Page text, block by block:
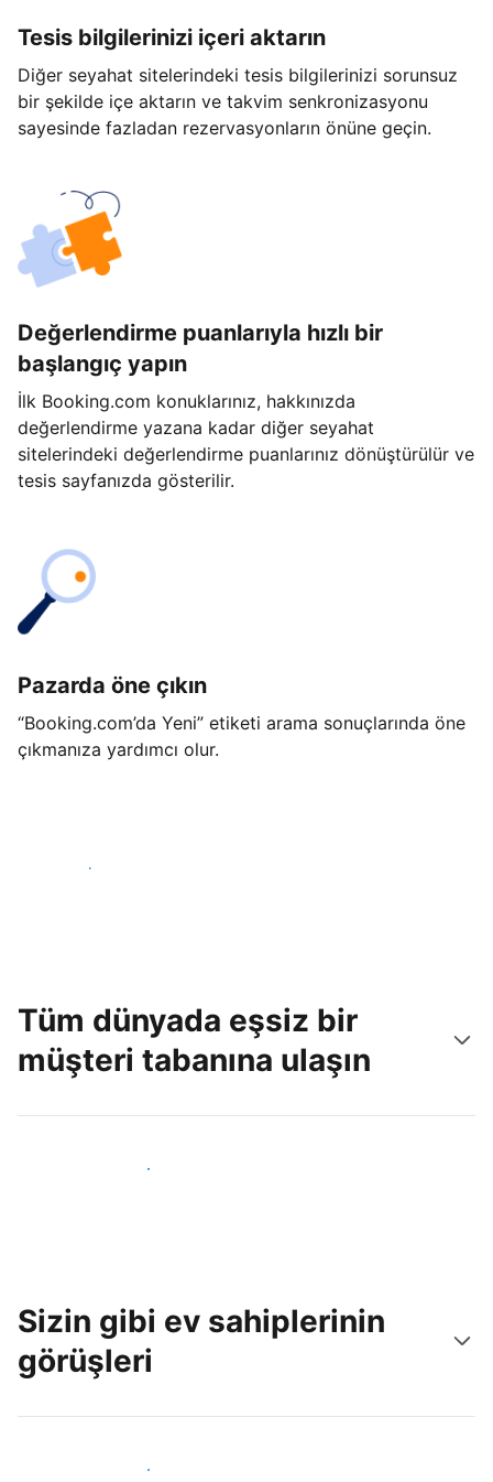
Tesis bilgilerinizi içeri aktarın
Diğer seyahat sitelerindeki tesis bilgilerinizi sorunsuz
bir şekilde içe aktarın ve takvim senkronizasyonu
sayesinde fazladan rezervasyonların önüne geçin.
Değerlendirme puanlarıyla hızlı bir
başlangıç yapın
İlk Booking.com konuklarınız, hakkınızda
değerlendirme yazana kadar diğer seyahat
sitelerindeki değerlendirme puanlarınız dönüştürülür ve
tesis sayfanızda gösterilir.
Pazarda öne çıkın
“Booking.com’da Yeni” etiketi arama sonuçlarında öne
çıkmanıza yardımcı olur.
Hemen başla
Tüm dünyada eşsiz bir
müşteri tabanına ulaşın
Hemen yeni konuklara ulaş
Sizin gibi ev sahiplerinin
görüşleri
Tesis sahipleri arasına katıl